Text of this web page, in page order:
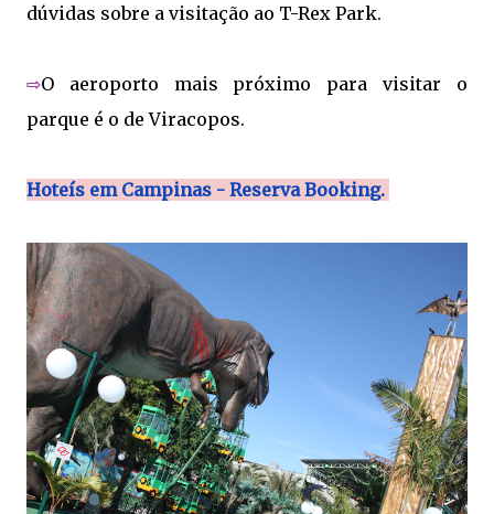
dúvidas sobre a visitação ao T-Rex Park.
⇨O aeroporto mais próximo para visitar o
parque é o de Viracopos.
Hoteís em Campinas - Reserva Booking.